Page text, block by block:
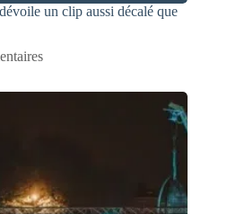
un clip aussi décalé que